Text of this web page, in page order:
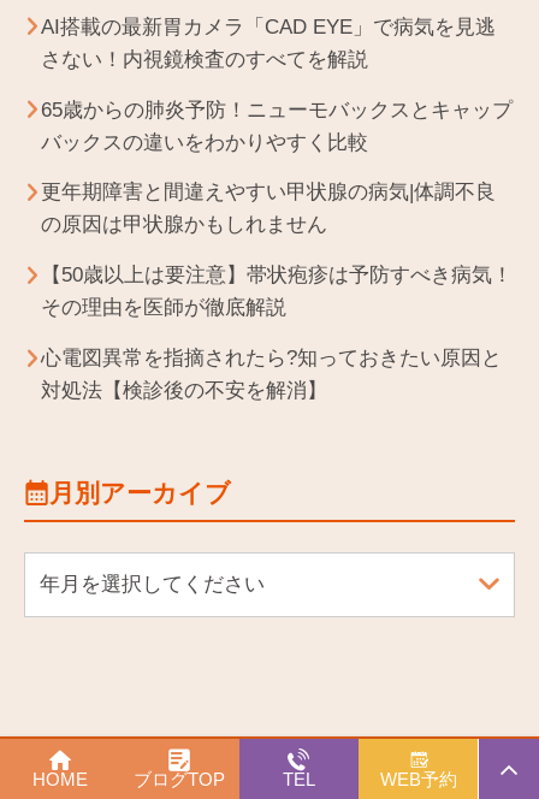
AI搭載の最新胃カメラ「CAD EYE」で病気を見逃
さない！内視鏡検査のすべてを解説
65歳からの肺炎予防！ニューモバックスとキャップ
バックスの違いをわかりやすく比較
更年期障害と間違えやすい甲状腺の病気|体調不良
の原因は甲状腺かもしれません
【50歳以上は要注意】帯状疱疹は予防すべき病気！
その理由を医師が徹底解説
心電図異常を指摘されたら?知っておきたい原因と
対処法【検診後の不安を解消】
月別アーカイブ
年月を選択してください
HOME ブログTOP TEL WEB予約
TOP
© ひとみるクリニック